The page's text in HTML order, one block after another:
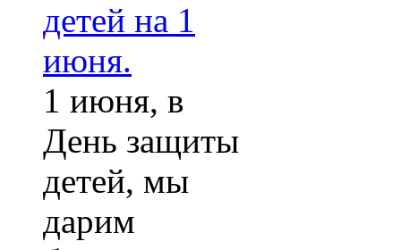
1 июня, в
День защиты
детей, мы
дарим